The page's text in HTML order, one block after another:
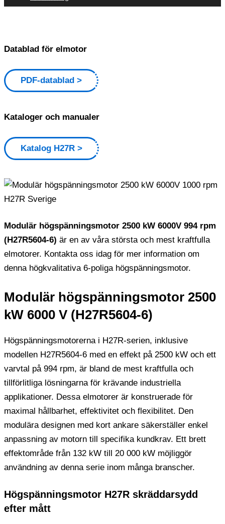
Datablad för elmotor
PDF-datablad
Kataloger och manualer
Katalog H27R
Modulär högspänningsmotor 2500 kW 6000V 994 rpm
(H27R5604-6) är en av våra största och mest kraftfulla
elmotorer. Kontakta oss idag för mer information om
denna högkvalitativa 6-poliga högspänningsmotor.
Modulär högspänningsmotor 2500
kW 6000 V (H27R5604-6)
Högspänningsmotorerna i H27R-serien, inklusive
modellen H27R5604-6 med en effekt på 2500 kW och ett
varvtal på 994 rpm, är bland de mest kraftfulla och
tillförlitliga lösningarna för krävande industriella
applikationer. Dessa elmotorer är konstruerade för
maximal hållbarhet, effektivitet och flexibilitet. Den
modulära designen med kort ankare säkerställer enkel
anpassning av motorn till specifika kundkrav. Ett brett
effektområde från 132 kW till 20 000 kW möjliggör
användning av denna serie inom många branscher.
Högspänningsmotor H27R skräddarsydd
efter mått